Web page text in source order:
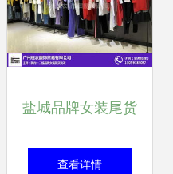
盐城品牌女装尾货
批发价格在线咨询
查看详情